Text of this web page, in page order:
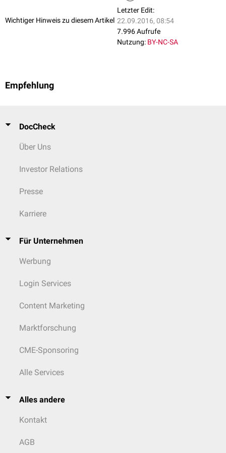
Stabilität gewährleisten. In mehreren Studien konnte gezeigt werden,
Polypendetektionsrate während einer Koloskopie
mithilfe von Aufsätzen mit Seitenärmchen deutlich erhöht werden kann.
Wichtiger Hinweis zu diesem Artikel
Letzter Edit:
22.09.2016, 08:54
7.996 Aufrufe
Nutzung: BY-NC-SA
Empfehlung
DocCheck
Über Uns
Investor Relations
Presse
Karriere
Für Unternehmen
Werbung
Login Services
Content Marketing
Marktforschung
CME-Sponsoring
Alle Services
Alles andere
Kontakt
AGB